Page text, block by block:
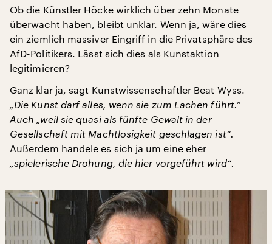
Ob die Künstler Höcke wirklich über zehn Monate
überwacht haben, bleibt unklar. Wenn ja, wäre dies
ein ziemlich massiver Eingriff in die Privatsphäre des
AfD-Politikers. Lässt sich dies als Kunstaktion
legitimieren?
Ganz klar ja, sagt Kunstwissenschaftler Beat Wyss.
„Die Kunst darf alles, wenn sie zum Lachen führt.“
Auch „weil sie quasi als fünfte Gewalt in der
Gesellschaft mit Machtlosigkeit geschlagen ist“.
Außerdem handele es sich ja um eine eher
„spielerische Drohung, die hier vorgeführt wird“.